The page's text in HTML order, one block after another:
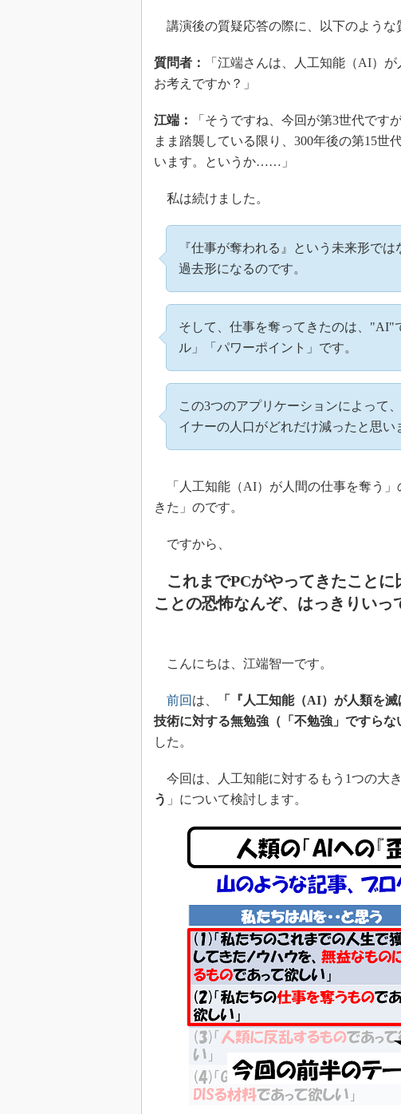
講演後の質疑応答の際に、以下のような
質問者：
「江端さんは、人工知能（AI）
お考えですか？」
江端：
「そうですね、今回が第3世代です
まま踏襲している限り、300年後の第15世
います。というか……」
私は続けました。
『仕事が奪われる』という未来形で
過去形になるのです。
そして、仕事を奪ってきたのは、"AI"
ル」「パワーポイント」です。
この3つのアプリケーションによって
イナーの人口がどれだけ減ったと思い
「人工知能（AI）が人間の仕事を奪う」
きた」のです。
ですから、
これまでPCがやってきたこと
ことの恐怖なんぞ、はっきりいっ
こんにちは、江端智一です。
前回 は、
「『人工知能（AI）が人類を
技術に対する無勉強（「不勉強」ですらな
した。
今回は、人工知能に対するもう1つの大
う 」について検討します。